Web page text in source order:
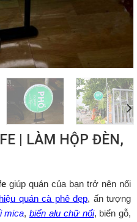
| LÀM HỘP ĐÈN,
giúp quán của bạn trở nên nổi
quán cà phê đẹp, ấn tượng
mica,biển alu chữ nổi, biển gỗ,